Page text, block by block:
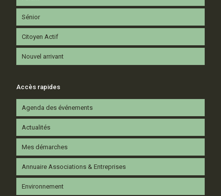
Sénior
Citoyen Actif
Nouvel arrivant
Accès rapides
Agenda des événements
Actualités
Mes démarches
Annuaire Associations & Entreprises
Environnement